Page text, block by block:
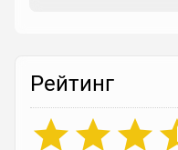
Рейтинг